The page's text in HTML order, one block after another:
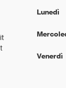
Lunedì
Venerdì